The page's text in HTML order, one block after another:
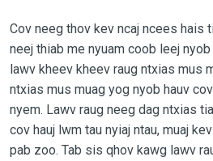
Cov neeg thov kev ncaj ncees hais
neej thiab me nyuam coob leej
lawv kheev kheev raug ntxias mus
ntxias mus muag yog nyob hauv
nyem. Lawv raug neeg dag ntxias
cov hauj lwm tau nyiaj ntau, muaj
pab zoo. Tab sis qhov kawg lawv